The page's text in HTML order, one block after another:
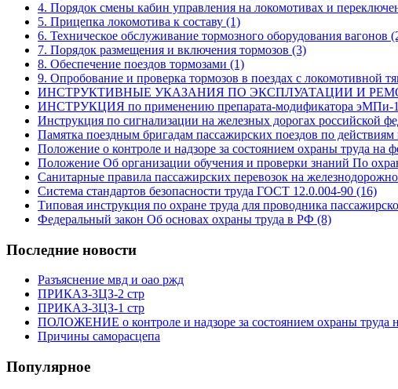
4. Порядок смены кабин управления на локомотивах и
5. Прицепка локомотива к составу (1)
6. Техническое обслуживание тормозного оборудования вагонов
7. Порядок размещения и включения тормозов (3)
8. Обеспечение поездов тормозами (1)
9. Опробование и проверка тормозов в поездах с локомотивной
ИНСТРУКТИВНЫЕ УКАЗАНИЯ ПО ЭКСПЛУАТАЦИИ И
ИНСТРУКЦИЯ по применению препарата-модификатора эМПи-1
Инструкция по сигнализации на железных дорогах российской
Памятка поездным бригадам пассажирских поездов по действиям
Положение о контроле и надзоре за состоянием охраны труда на
Положение Об организации обучения и проверки знаний По
Санитарные правила пассажирских перевозок на
Система стандартов безопасности труда ГОСТ 12.0.004-90 (16)
Типовая инструкция по охране труда для проводника
Федеральный закон Об основах охраны труда в РФ (8)
Последние новости
Разъяснение мвд и оао ржд
ПРИКАЗ-3ЦЗ-2 стр
ПРИКАЗ-3ЦЗ-1 стр
ПОЛОЖЕНИЕ о контроле и надзоре за состоянием охраны труда
Причины саморасцепа
Популярное